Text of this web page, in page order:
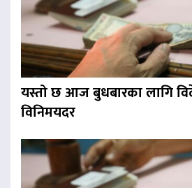
यस्तो छ आज बुधबारका लागि
विनिमयदर